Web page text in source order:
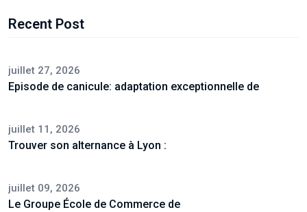
Recent Post
juillet 27, 2026
Episode de canicule: adaptation exceptionnelle de
juillet 11, 2026
Trouver son alternance à Lyon :
juillet 09, 2026
Le Groupe École de Commerce de